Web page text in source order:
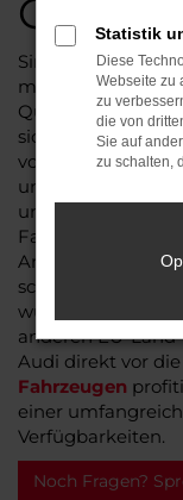
Sind Sie auf der
möchten dabei
Qualität und
sich unbedingt
von Viscaal
und EU-
und attraktive
Anlaufstelle für all
schätzen und
wünschen. Egal,
anderen EU-
Audi direkt vor
Fahrzeugen
einer
Verfügbarkeiten.
Noch Fragen?
Statistik
Diese
Webseite zu
zu
die von
Sie auf
zu schalten,